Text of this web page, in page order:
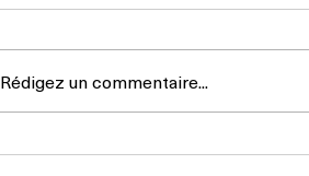
Rédigez un commentaire...